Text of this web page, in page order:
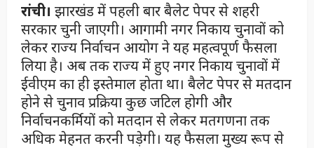
रांची। झारखंड में पहली बार बैलेट पेपर से शहरी
सरकार चुनी जाएगी। आगामी नगर निकाय चुनावों को
लेकर राज्य निर्वाचन आयोग ने यह महत्वपूर्ण फैसला
लिया है। अब तक राज्य में हुए नगर निकाय चुनावों में
ईवीएम का ही इस्तेमाल होता था। बैलेट पेपर से मतदान
होने से चुनाव प्रक्रिया कुछ जटिल होगी और
निर्वाचनकर्मियों को मतदान से लेकर मतगणना तक
अधिक मेहनत करनी पड़ेगी। यह फैसला मुख्य रूप से